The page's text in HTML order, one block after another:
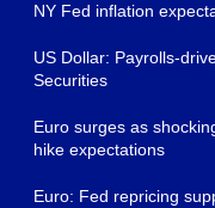
NY Fed inflation
US Dollar: Payrolls-
Securities
Euro surges as
hike expectations
Euro: Fed repricing